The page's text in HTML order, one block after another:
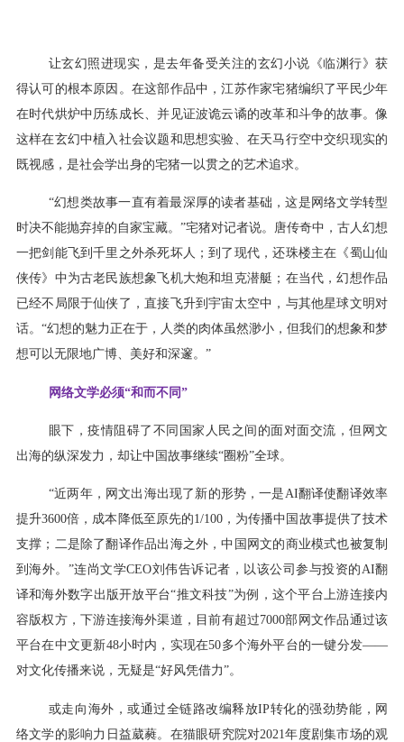
让玄幻照进现实，是去年备受关注的玄幻小说《临渊行》获
得认可的根本原因。在这部作品中，江苏作家宅猪编织了平民少年
在时代烘炉中历练成长、并见证波诡云谲的改革和斗争的故事。像
这样在玄幻中植入社会议题和思想实验、在天马行空中交织现实的
既视感，是社会学出身的宅猪一以贯之的艺术追求。
“幻想类故事一直有着最深厚的读者基础，这是网络文学转型
时决不能抛弃掉的自家宝藏。”宅猪对记者说。唐传奇中，古人幻想
一把剑能飞到千里之外杀死坏人；到了现代，还珠楼主在《蜀山仙
侠传》中为古老民族想象飞机大炮和坦克潜艇；在当代，幻想作品
已经不局限于仙侠了，直接飞升到宇宙太空中，与其他星球文明对
话。“幻想的魅力正在于，人类的肉体虽然渺小，但我们的想象和梦
想可以无限地广博、美好和深邃。”
网络文学必须“和而不同”
眼下，疫情阻碍了不同国家人民之间的面对面交流，但网文
出海的纵深发力，却让中国故事继续“圈粉”全球。
“近两年，网文出海出现了新的形势，一是AI翻译使翻译效率
提升3600倍，成本降低至原先的1/100，为传播中国故事提供了技术
支撑；二是除了翻译作品出海之外，中国网文的商业模式也被复制
到海外。”连尚文学CEO刘伟告诉记者，以该公司参与投资的AI翻
译和海外数字出版开放平台“推文科技”为例，这个平台上游连接内
容版权方，下游连接海外渠道，目前有超过7000部网文作品通过该
平台在中文更新48小时内，实现在50多个海外平台的一键分发——
对文化传播来说，无疑是“好风凭借力”。
或走向海外，或通过全链路改编释放IP转化的强劲势能，网
络文学的影响力日益葳蕤。在猫眼研究院对2021年度剧集市场的观